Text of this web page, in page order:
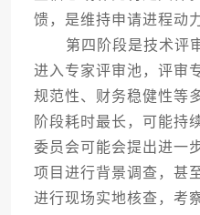
馈，是维持申请进程动
第四阶段是技术评审
进入专家评审池，评审
规范性、财务稳健性等
阶段耗时最长，可能持
委员会可能会提出进一
项目进行背景调查，甚
进行现场实地核查，考